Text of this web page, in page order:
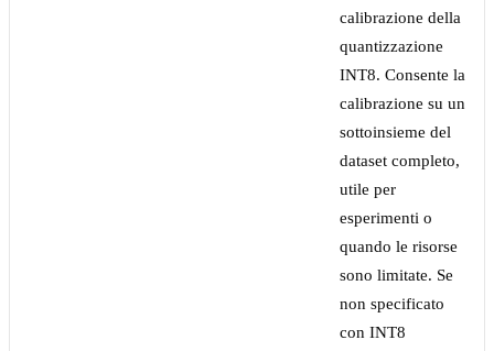
calibrazione della
quantizzazione
INT8. Consente la
calibrazione su un
sottoinsieme del
dataset completo,
utile per
esperimenti o
quando le risorse
sono limitate. Se
non specificato
con INT8